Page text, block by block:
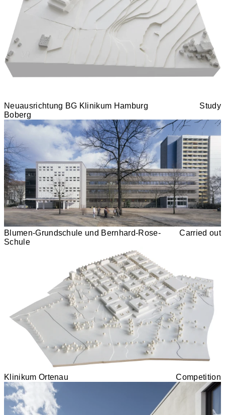
Neuausrichtung BG Klinikum Hamburg
Boberg
Study
Blumen-Grundschule und Bernhard-Rose-
Schule
Carried out
Klinikum Ortenau Competition